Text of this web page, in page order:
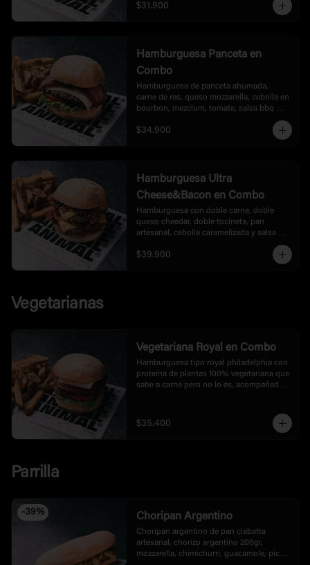
$31.900
Hamburguesa Panceta en
Combo
Hamburguesa de panceta ahumada,
carne de res, queso mozzarella, cebolla en
bourbon, mezclum, tomate, salsa bbq
$34.900
Hamburguesa Ultra
Cheese&Bacon en Combo
Hamburguesa con doble carne, doble
queso cheedar, doble tocineta, pan
artesanal, cebolla caramelizada y salsa
$39.900
Vegetarianas
Vegetariana Royal en Combo
Hamburguesa tipo royal philadelphia con
proteína de plantas 100% vegetariana que
sabe a carne pero no lo es, acompañada
$35.400
Parrilla
-39% Choripan Argentino
Choripan argentino de pan ciabatta
artesanal, chorizo argentino 200gr,
mozzarella, chimichurri, guacamole, pico